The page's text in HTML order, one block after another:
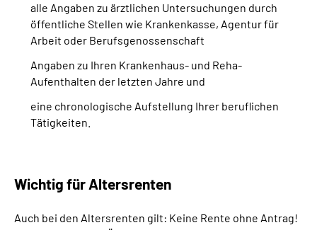
alle Angaben zu ärztlichen Untersuchungen durch
öffentliche Stellen wie Krankenkasse, Agentur für
Arbeit oder Berufsgenossenschaft
Angaben zu Ihren Krankenhaus- und Reha-
Aufenthalten der letzten Jahre und
eine chronologische Aufstellung Ihrer beruflichen
Tätigkeiten.
Wichtig für Altersrenten
Auch bei den Altersrenten gilt: Keine Rente ohne Antrag!